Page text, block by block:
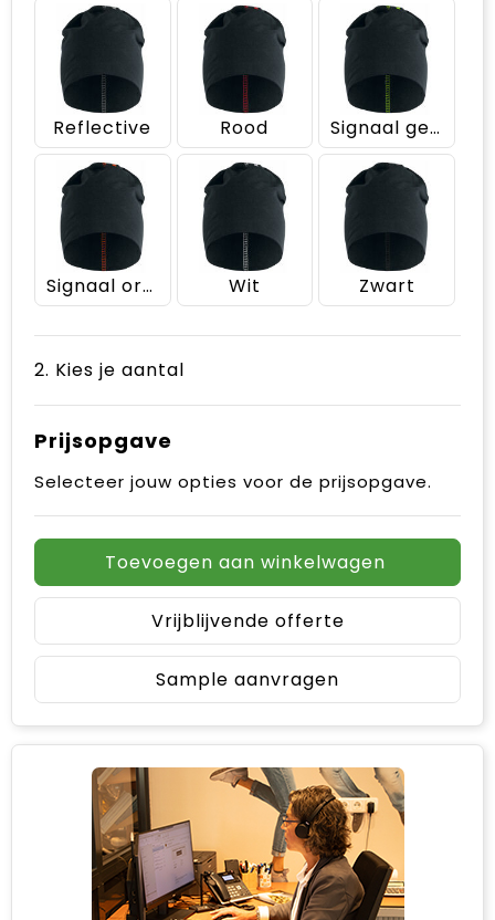
Reflective Rood Signaal geel
Signaal oranje Wit Zwart
2. Kies je aantal
Prijsopgave
Selecteer jouw opties voor de prijsopgave.
Toevoegen aan winkelwagen
Vrijblijvende offerte
Sample aanvragen